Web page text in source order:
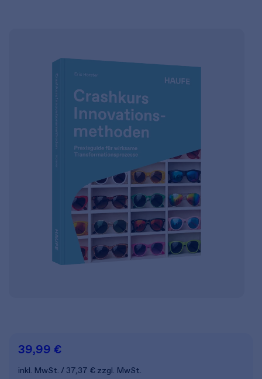
39,99 €
inkl. MwSt. 37,37 € zzgl. MwSt.